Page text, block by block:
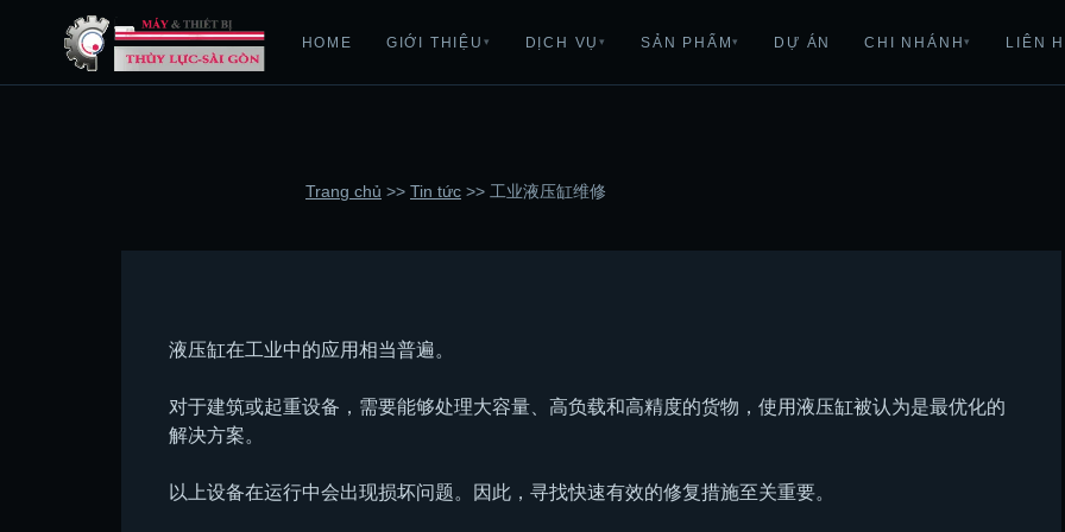
HOME GIỚI THIỆU ▾ DỊCH VỤ▾ SẢN PHẨM▾ DỰ ÁN CHI NHÁNH▾ LIÊN
Trang chủ >> Tin tức >> 工业液压缸维修
液压缸在工业中的应用相当普遍。
对于建筑或起重设备，需要能够处理大容量、高负载和高精度的货物，使用液压缸被认为是最优化的
解决方案。
以上设备在运行中会出现损坏问题。因此，寻找快速有效的修复措施至关重要。